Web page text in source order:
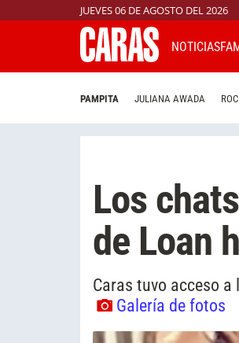
JUEVES 06 DE AGOSTO DEL 2026
NOTICIAS
PAMPITA JULIANA AWADA
Los
de Loan
Caras tuvo acceso
Galería de fotos